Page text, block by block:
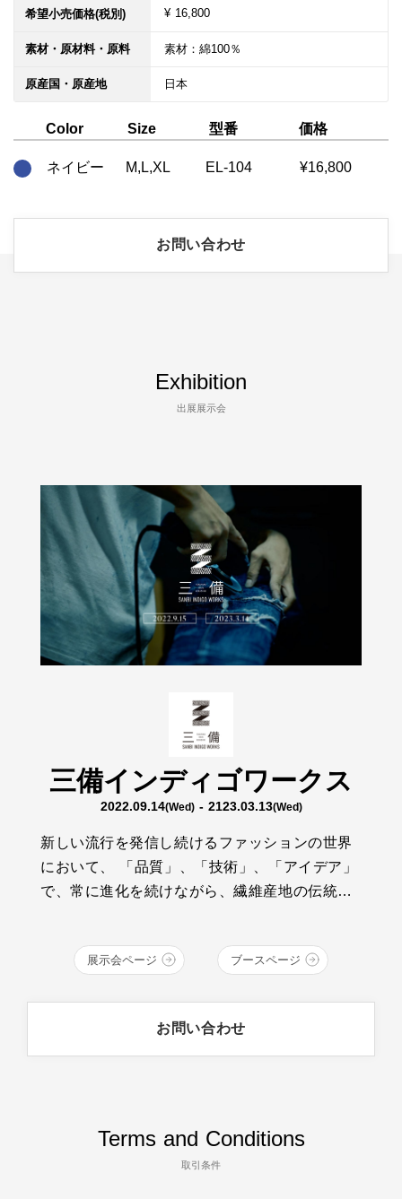
希望小売価格(税別) ¥ 16,800
素材・原材料・原料 素材：綿100％
原産国・原産地 日本
Color Size 型番 価格
ネイビー M,L,XL EL-104 ¥16,800
お問い合わせ
Exhibition
出展展示会
三備インディゴワークス
2022.09.14(Wed)- 2123.03.13(Wed)
新しい流行を発信し続けるファッションの世界
において、 「品質」、「技術」、「アイデア」
で、常に進化を続けながら、繊維産地の伝統と
BLUEの中で輝いています。 デニム・繊維の産
展示会ページ ブースページ
お問い合わせ
Terms and Conditions
取引条件